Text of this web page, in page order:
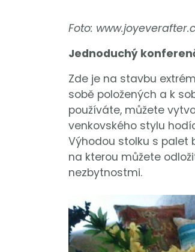
Foto:
Jednoduchý
Zde je na stavbu
sobě položených a k
používáte, můžete
venkovského stylu
Výhodou stolku s palet
na kterou můžete
nezbytnostmi.